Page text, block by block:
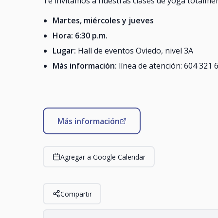
Martes, miércoles y jueves
Hora: 6:30 p.m.
Lugar: Hall de eventos Oviedo, nivel 3A
Más información: línea de atención: 604 321
Más información
Agregar a Google Calendar
Compartir